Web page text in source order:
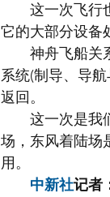
这一次飞行也
它的大部分设备
神舟飞船关系
系统(制导、导
返回。
这一次是我们
场，东风着陆场
用。
中新社记者